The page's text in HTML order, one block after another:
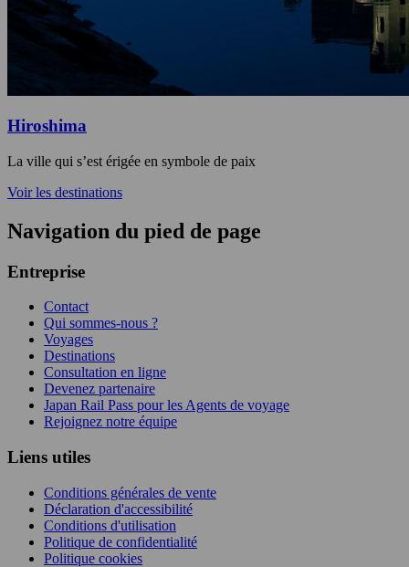
Hiroshima
La ville qui s’est érigée en symbole de paix
Voir les destinations
Navigation du pied de page
Entreprise
Contact
Qui sommes-nous ?
Voyages
Destinations
Consultation en ligne
Devenez partenaire
Japan Rail Pass pour les Agents de voyage
Rejoignez notre équipe
Liens utiles
Conditions générales de vente
Déclaration d'accessibilité
Conditions d'utilisation
Politique de confidentialité
Politique cookies